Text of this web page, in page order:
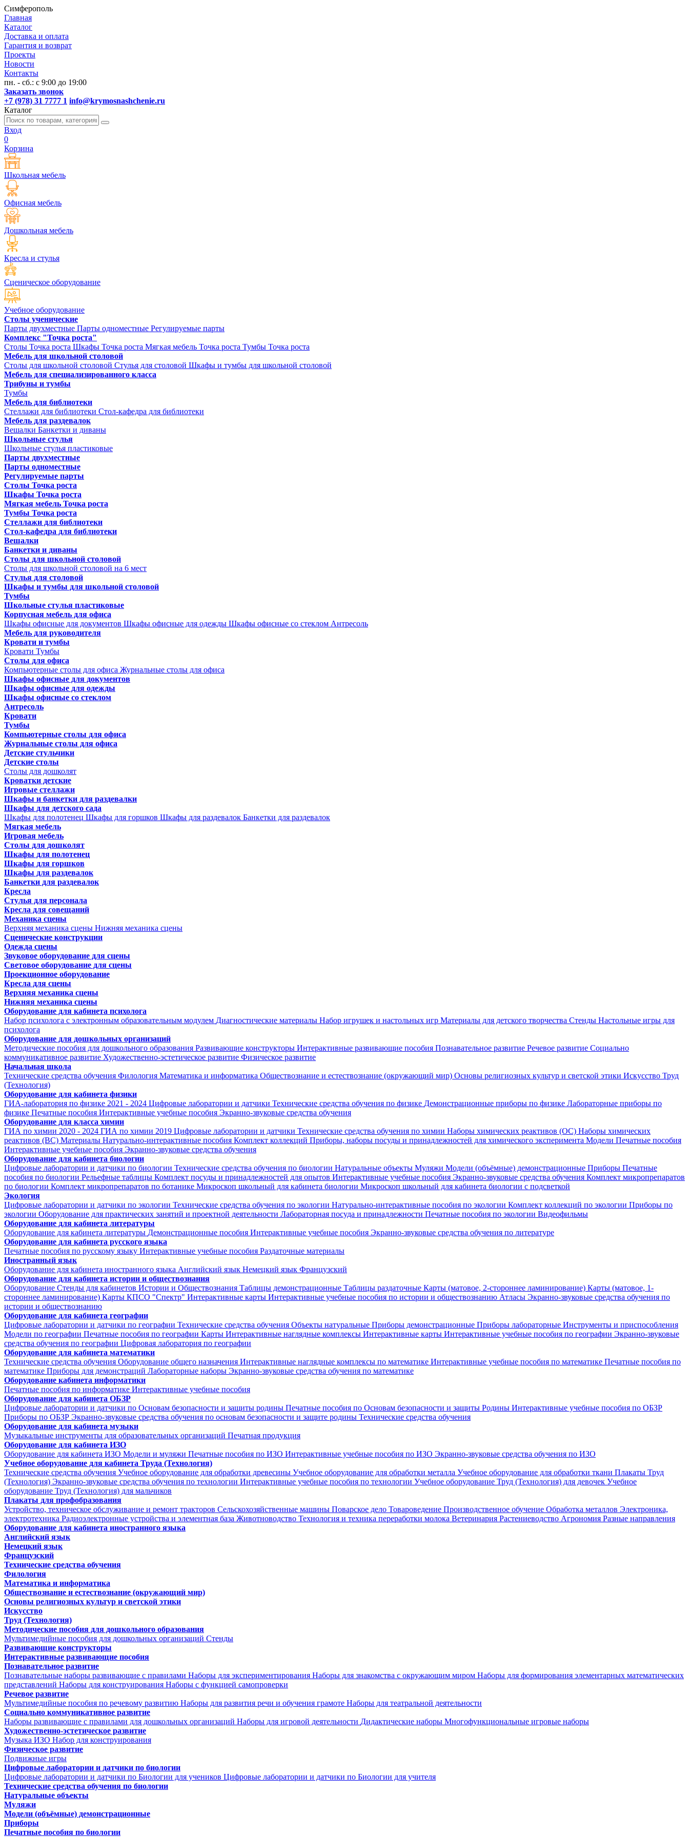
Симферополь
Главная
Каталог
Доставка и оплата
Гарантия и возврат
Проекты
Новости
Контакты
пн. - сб.: с 9:00 до 19:00
Заказать звонок
+7 (978) 31 7777 1 info@krymosnashchenie.ru
Каталог
Вход
0
Корзина
Школьная мебель
Офисная мебель
Дошкольная мебель
Кресла и стулья
Сценическое оборудование
Учебное оборудование
Столы ученические
Парты двухместные Парты одноместные Регулируемые парты
Комплекс "Точка роста"
Столы Точка роста Шкафы Точка роста Мягкая мебель Точка роста Тумбы Точка роста
Мебель для школьной столовой
Столы для школьной столовой Стулья для столовой Шкафы и тумбы для школьной столовой
Мебель для специализированного класса
Трибуны и тумбы
Тумбы
Мебель для библиотеки
Стеллажи для библиотеки Стол-кафедра для библиотеки
Мебель для раздевалок
Вешалки Банкетки и диваны
Школьные стулья
Школьные стулья пластиковые
Парты двухместные
Парты одноместные
Регулируемые парты
Столы Точка роста
Шкафы Точка роста
Мягкая мебель Точка роста
Тумбы Точка роста
Стеллажи для библиотеки
Стол-кафедра для библиотеки
Вешалки
Банкетки и диваны
Столы для школьной столовой
Столы для школьной столовой на 6 мест
Стулья для столовой
Шкафы и тумбы для школьной столовой
Тумбы
Школьные стулья пластиковые
Корпусная мебель для офиса
Шкафы офисные для документов Шкафы офисные для одежды Шкафы офисные со стеклом Антресоль
Мебель для руководителя
Кровати и тумбы
Кровати Тумбы
Столы для офиса
Компьютерные столы для офиса Журнальные столы для офиса
Шкафы офисные для документов
Шкафы офисные для одежды
Шкафы офисные со стеклом
Антресоль
Кровати
Тумбы
Компьютерные столы для офиса
Журнальные столы для офиса
Детские стульчики
Детские столы
Столы для дошколят
Кроватки детские
Игровые стеллажи
Шкафы и банкетки для раздевалки
Шкафы для детского сада
Шкафы для полотенец Шкафы для горшков Шкафы для раздевалок Банкетки для раздевалок
Мягкая мебель
Игровая мебель
Столы для дошколят
Шкафы для полотенец
Шкафы для горшков
Шкафы для раздевалок
Банкетки для раздевалок
Кресла
Стулья для персонала
Кресла для совещаний
Механика сцены
Верхняя механика сцены Нижняя механика сцены
Сценические конструкции
Одежда сцены
Звуковое оборудование для сцены
Световое оборудование для сцены
Проекционное оборудование
Кресла для сцены
Верхняя механика сцены
Нижняя механика сцены
Оборудование для кабинета психолога
Набор психолога с электронным образовательным модулем Диагностические материалы Набор игрушек и настольных игр Материалы для детского творчества Стенды Настольные игры для
психолога
Оборудование для дошкольных организаций
Методические пособия для дошкольного образования Развивающие конструкторы Интерактивные развивающие пособия Познавательное развитие Речевое развитие Социально
коммуникативное развитие Художественно-эстетическое развитие Физическое развитие
Начальная школа
Технические средства обучения Филология Математика и информатика Обществознание и естествознание (окружающий мир) Основы религиозных культур и светской этики Искусство Труд
(Технология)
Оборудование для кабинета физики
ГИА-лаборатория по физике 2021 - 2024 Цифровые лаборатории и датчики Технические средства обучения по физике Демонстрационные приборы по физике Лабораторные приборы по
физике Печатные пособия Интерактивные учебные пособия Экранно-звуковые средства обучения
Оборудование для класса химии
ГИА по химии 2020 - 2024 ГИА по химии 2019 Цифровые лаборатории и датчики Технические средства обучения по химии Наборы химических реактивов (ОС) Наборы химических
реактивов (ВС) Материалы Натурально-интерактивные пособия Комплект коллекций Приборы, наборы посуды и принадлежностей для химического эксперимента Модели Печатные пособия
Интерактивные учебные пособия Экранно-звуковые средства обучения
Оборудование для кабинета биологии
Цифровые лаборатории и датчики по биологии Технические средства обучения по биологии Натуральные объекты Муляжи Модели (объёмные) демонстрационные Приборы Печатные
пособия по биологии Рельефные таблицы Комплект посуды и принадлежностей для опытов Интерактивные учебные пособия Экранно-звуковые средства обучения Комплект микропрепаратов
по биологии Комплект микропрепаратов по ботанике Микроскоп школьный для кабинета биологии Микроскоп школьный для кабинета биологии с подсветкой
Экология
Цифровые лаборатории и датчики по экологии Технические средства обучения по экологии Натурально-интерактивные пособия по экологии Комплект коллекций по экологии Приборы по
экологии Оборудование для практических занятий и проектной деятельности Лабораторная посуда и принадлежности Печатные пособия по экологии Видеофильмы
Оборудование для кабинета литературы
Оборудование для кабинета литературы Демонстрационные пособия Интерактивные учебные пособия Экранно-звуковые средства обучения по литературе
Оборудование для кабинета русского языка
Печатные пособия по русскому языку Интерактивные учебные пособия Раздаточные материалы
Иностранный язык
Оборудование для кабинета иностранного языка Английский язык Немецкий язык Французский
Оборудование для кабинета истории и обществознания
Оборудование Стенды для кабинетов Истории и Обществознания Таблицы демонстрационные Таблицы раздаточные Карты (матовое, 2-стороннее ламинирование) Карты (матовое, 1-
стороннее ламинирование) Карты КПСО "Спектр" Интерактивные карты Интерактивные учебные пособия по истории и обществознанию Атласы Экранно-звуковые средства обучения по
истории и обществознанию
Оборудование для кабинета географии
Цифровые лаборатории и датчики по географии Технические средства обучения Объекты натуральные Приборы демонстрационные Приборы лабораторные Инструменты и приспособления
Модели по географии Печатные пособия по географии Карты Интерактивные наглядные комплексы Интерактивные карты Интерактивные учебные пособия по географии Экранно-звуковые
средства обучения по географии Цифровая лаборатория по географии
Оборудование для кабинета математики
Технические средства обучения Оборудование общего назначения Интерактивные наглядные комплексы по математике Интерактивные учебные пособия по математике Печатные пособия по
математике Приборы для демонстраций Лабораторные наборы Экранно-звуковые средства обучения по математике
Оборудование кабинета информатики
Печатные пособия по информатике Интерактивные учебные пособия
Оборудование для кабинета ОБЗР
Цифровые лаборатории и датчики по Основам безопасности и защиты родины Печатные пособия по Основам безопасности и защиты Родины Интерактивные учебные пособия по ОБЗР
Приборы по ОБЗР Экранно-звуковые средства обучения по основам безопасности и защите родины Технические средства обучения
Оборудование для кабинета музыки
Музыкальные инструменты для образовательных организаций Печатная продукция
Оборудование для кабинета ИЗО
Оборудование для кабинета ИЗО Модели и муляжи Печатные пособия по ИЗО Интерактивные учебные пособия по ИЗО Экранно-звуковые средства обучения по ИЗО
Учебное оборудование для кабинета Труда (Технология)
Технические средства обучения Учебное оборудование для обработки древесины Учебное оборудование для обработки металла Учебное оборудование для обработки ткани Плакаты Труд
(Технология) Экранно-звуковые средства обучения по технологии Интерактивные учебные пособия по технологии Учебное оборудование Труд (Технология) для девочек Учебное
оборудование Труд (Технология) для мальчиков
Плакаты для профобразования
Устройство, техническое обслуживание и ремонт тракторов Сельскохозяйственные машины Поварское дело Товароведение Производственное обучение Обработка металлов Электроника,
электротехника Радиоэлектронные устройства и элементная база Животноводство Технология и техника переработки молока Ветеринария Растениеводство Агрономия Разные направления
Оборудование для кабинета иностранного языка
Английский язык
Немецкий язык
Французский
Технические средства обучения
Филология
Математика и информатика
Обществознание и естествознание (окружающий мир)
Основы религиозных культур и светской этики
Искусство
Труд (Технология)
Методические пособия для дошкольного образования
Мультимедийные пособия для дошкольных организаций Стенды
Развивающие конструкторы
Интерактивные развивающие пособия
Познавательное развитие
Познавательные наборы развивающие с правилами Наборы для экспериментирования Наборы для знакомства с окружающим миром Наборы для формирования элементарных математических
представлений Наборы для конструирования Наборы с функцией самопроверки
Речевое развитие
Мультимедийные пособия по речевому развитию Наборы для развития речи и обучения грамоте Наборы для театральной деятельности
Социально коммуникативное развитие
Наборы развивающие с правилами для дошкольных организаций Наборы для игровой деятельности Дидактические наборы Многофункциональные игровые наборы
Художественно-эстетическое развитие
Музыка ИЗО Набор для конструирования
Физическое развитие
Подвижные игры
Цифровые лаборатории и датчики по биологии
Цифровые лаборатории и датчики по Биологии для учеников Цифровые лаборатории и датчики по Биологии для учителя
Технические средства обучения по биологии
Натуральные объекты
Муляжи
Модели (объёмные) демонстрационные
Приборы
Печатные пособия по биологии